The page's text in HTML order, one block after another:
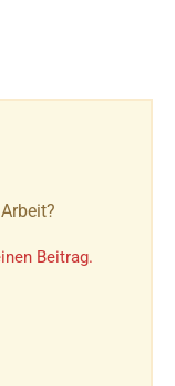
Beitrag.